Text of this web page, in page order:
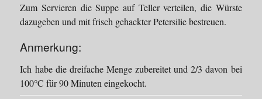
Zum Servieren die Suppe auf Teller verteilen, die Würste
dazugeben und mit frisch gehackter Petersilie bestreuen.
Anmerkung:
Ich habe die dreifache Menge zubereitet und 2/3 davon bei
100°C für 90 Minuten eingekocht.